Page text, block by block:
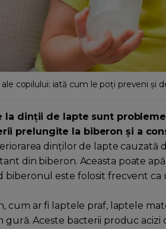
copilului: iată cum le poți preveni și
la dinții de lapte sunt
prelungite la biberon și a
dinților de lapte cauzată
din biberon. Aceasta poate
biberonul este folosit frecvent
cum ar fi laptele praf, laptele
gură. Aceste bacterii produc